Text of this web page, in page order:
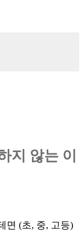
지 않는 이
면 (초, 중, 고등)